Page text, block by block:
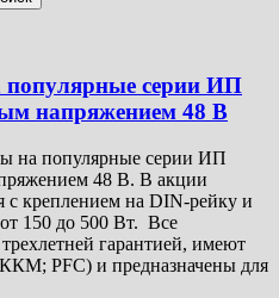
популярные серии ИП
напряжением 48 В
на популярные серии ИП
48 В. В акции
с креплением на DIN-рейку и
150 до 500 Вт. Все
гарантией, имеют
PFC) и предназначены для